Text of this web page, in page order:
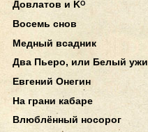
Довлатов и Kᴼ
Восемь снов
Медный всадник
Два Пьеро, или Белый
Евгений Онегин
На грани кабаре
Влюблённый носорог